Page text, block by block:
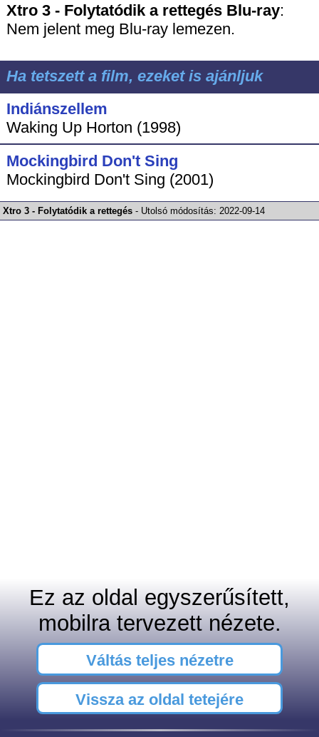
Xtro 3 - Folytatódik a rettegés Blu-ray:
Nem jelent meg Blu-ray lemezen.
Ha tetszett a film, ezeket is ajánljuk
Indiánszellem
Waking Up Horton (1998)
Mockingbird Don't Sing
Mockingbird Don't Sing (2001)
Xtro 3 - Folytatódik a rettegés - Utolsó módosítás:2022-09-14
Ez az oldal egyszerűsített,
mobilra tervezett nézete.
Váltás teljes nézetre
Vissza az oldal tetejére